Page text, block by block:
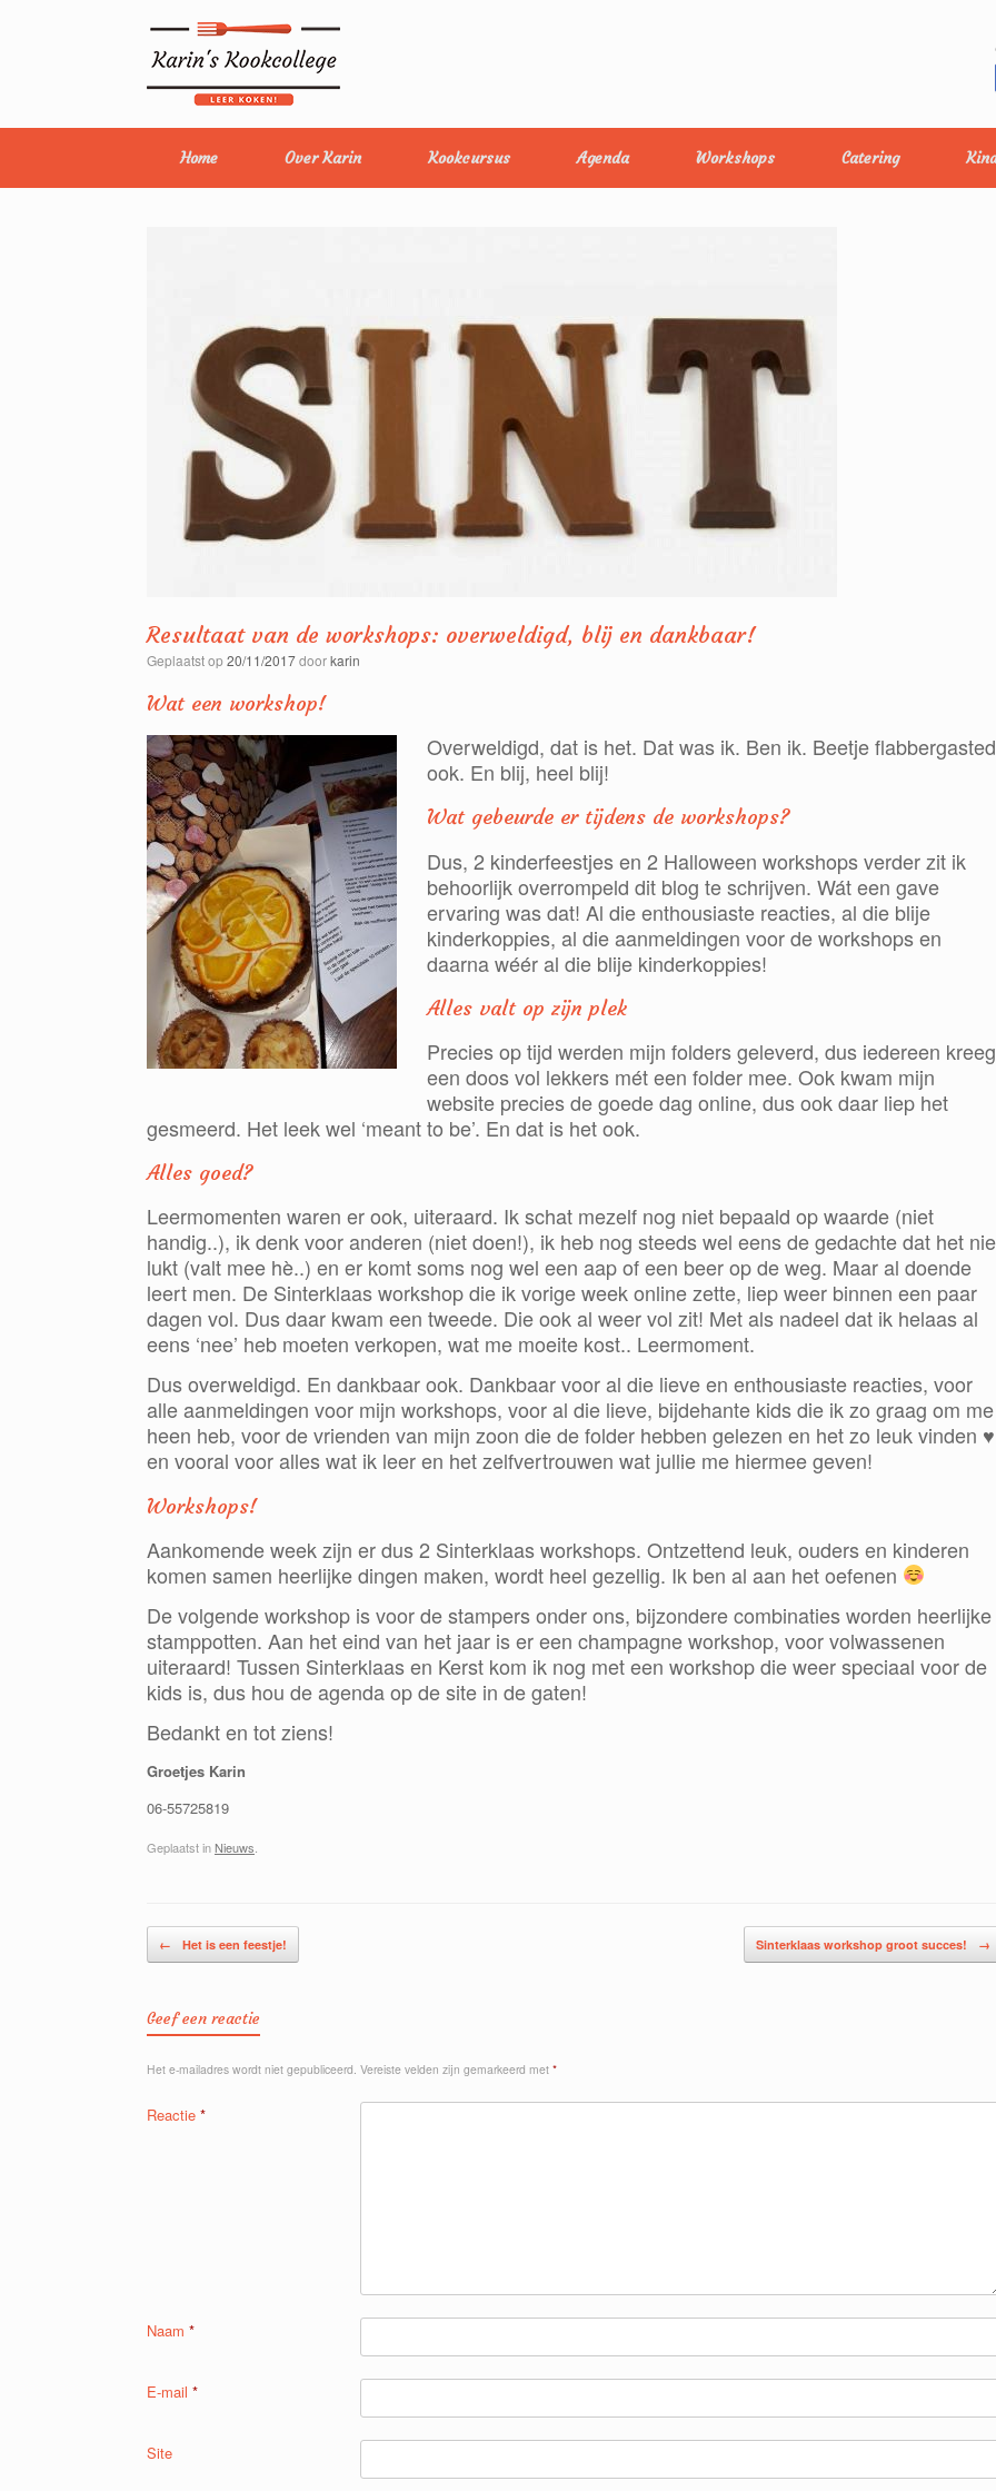
Home Over Karin Kookcursus Agenda Workshops Catering
Resultaat van de workshops: overweldigd, blij en dankbaar!
Geplaatst op20/11/2017doorkarin
Wat een workshop!
Overweldigd, dat is het. Dat was ik. Ben ik. Beetje flabbergasted
ook. En blij, heel blij!
Wat gebeurde er tijdens de workshops?
Dus, 2 kinderfeestjes en 2 Halloween workshops verder zit ik
behoorlijk overrompeld dit blog te schrijven. Wát een gave
ervaring was dat! Al die enthousiaste reacties, al die blije
kinderkoppies, al die aanmeldingen voor de workshops en
daarna wéér al die blije kinderkoppies!
Alles valt op zijn plek
Precies op tijd werden mijn folders geleverd, dus iedereen kreeg
een doos vol lekkers mét een folder mee. Ook kwam mijn
website precies de goede dag online, dus ook daar liep het
gesmeerd. Het leek wel ‘meant to be’. En dat is het ook.
Alles goed?
Leermomenten waren er ook, uiteraard. Ik schat mezelf nog niet bepaald op waarde (niet
handig..), ik denk voor anderen (niet doen!), ik heb nog steeds wel eens de gedachte dat het
lukt (valt mee hè..) en er komt soms nog wel een aap of een beer op de weg. Maar al doende
leert men. De Sinterklaas workshop die ik vorige week online zette, liep weer binnen een paar
dagen vol. Dus daar kwam een tweede. Die ook al weer vol zit! Met als nadeel dat ik helaas al
eens ‘nee’ heb moeten verkopen, wat me moeite kost.. Leermoment.
Dus overweldigd. En dankbaar ook. Dankbaar voor al die lieve en enthousiaste reacties, voor
alle aanmeldingen voor mijn workshops, voor al die lieve, bijdehante kids die ik zo graag om me
heen heb, voor de vrienden van mijn zoon die de folder hebben gelezen en het zo leuk vinden ♥
en vooral voor alles wat ik leer en het zelfvertrouwen wat jullie me hiermee geven!
Workshops!
Aankomende week zijn er dus 2 Sinterklaas workshops. Ontzettend leuk, ouders en kinderen
komen samen heerlijke dingen maken, wordt heel gezellig. Ik ben al aan het oefenen
De volgende workshop is voor de stampers onder ons, bijzondere combinaties worden heerlijke
stamppotten. Aan het eind van het jaar is er een champagne workshop, voor volwassenen
uiteraard! Tussen Sinterklaas en Kerst kom ik nog met een workshop die weer speciaal voor de
kids is, dus hou de agenda op de site in de gaten!
Bedankt en tot ziens!
Groetjes Karin
06-55725819
Geplaatst in Nieuws.
Berichtnavigatie
← Het is een feestje! Sinterklaas workshop groot succes! →
Geef een reactie
Het e-mailadres wordt niet gepubliceerd. Vereiste velden zijn gemarkeerd met *
Reactie *
Naam *
E-mail *
Site